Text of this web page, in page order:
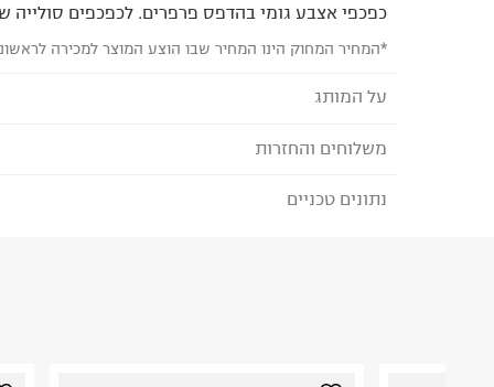
כפכפי אצבע גומי בהדפס פרפרים. לכפכפים סולייה
*המחיר המחוק הינו המחיר שבו הוצע המוצר למכירה
על המותג
THE CHILDREN'S PLACE
משלוחים והחזרות
לבחירת בשיטת המשלוח המתאימה לכם,
נתונים טכניים